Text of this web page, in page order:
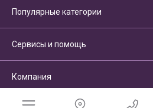
Популярные категории
Сервисы и помощь
Компания